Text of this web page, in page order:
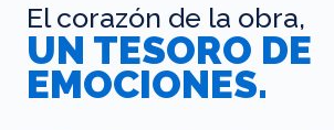
El corazón de la obra,
UN TESORO DE
EMOCIONES.